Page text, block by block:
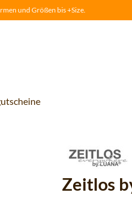
und Größen bis +Size.
Zeitlos